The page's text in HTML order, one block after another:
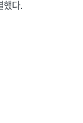
했다.